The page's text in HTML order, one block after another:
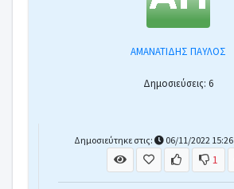
ΑΜΑΝΑΤΙΔΗΣ ΠΑΥΛΟΣ
Δημοσιεύσεις: 6
Δημοσιεύτηκε στις: 06/11/2022 15:26
1